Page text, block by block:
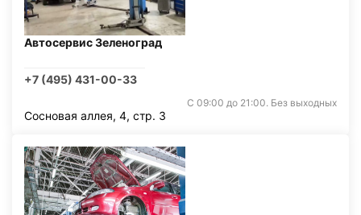
Автосервис Зеленоград
+7 (495) 431-00-33
С 09:00 до 21:00. Без выходных
Сосновая аллея, 4, стр. 3